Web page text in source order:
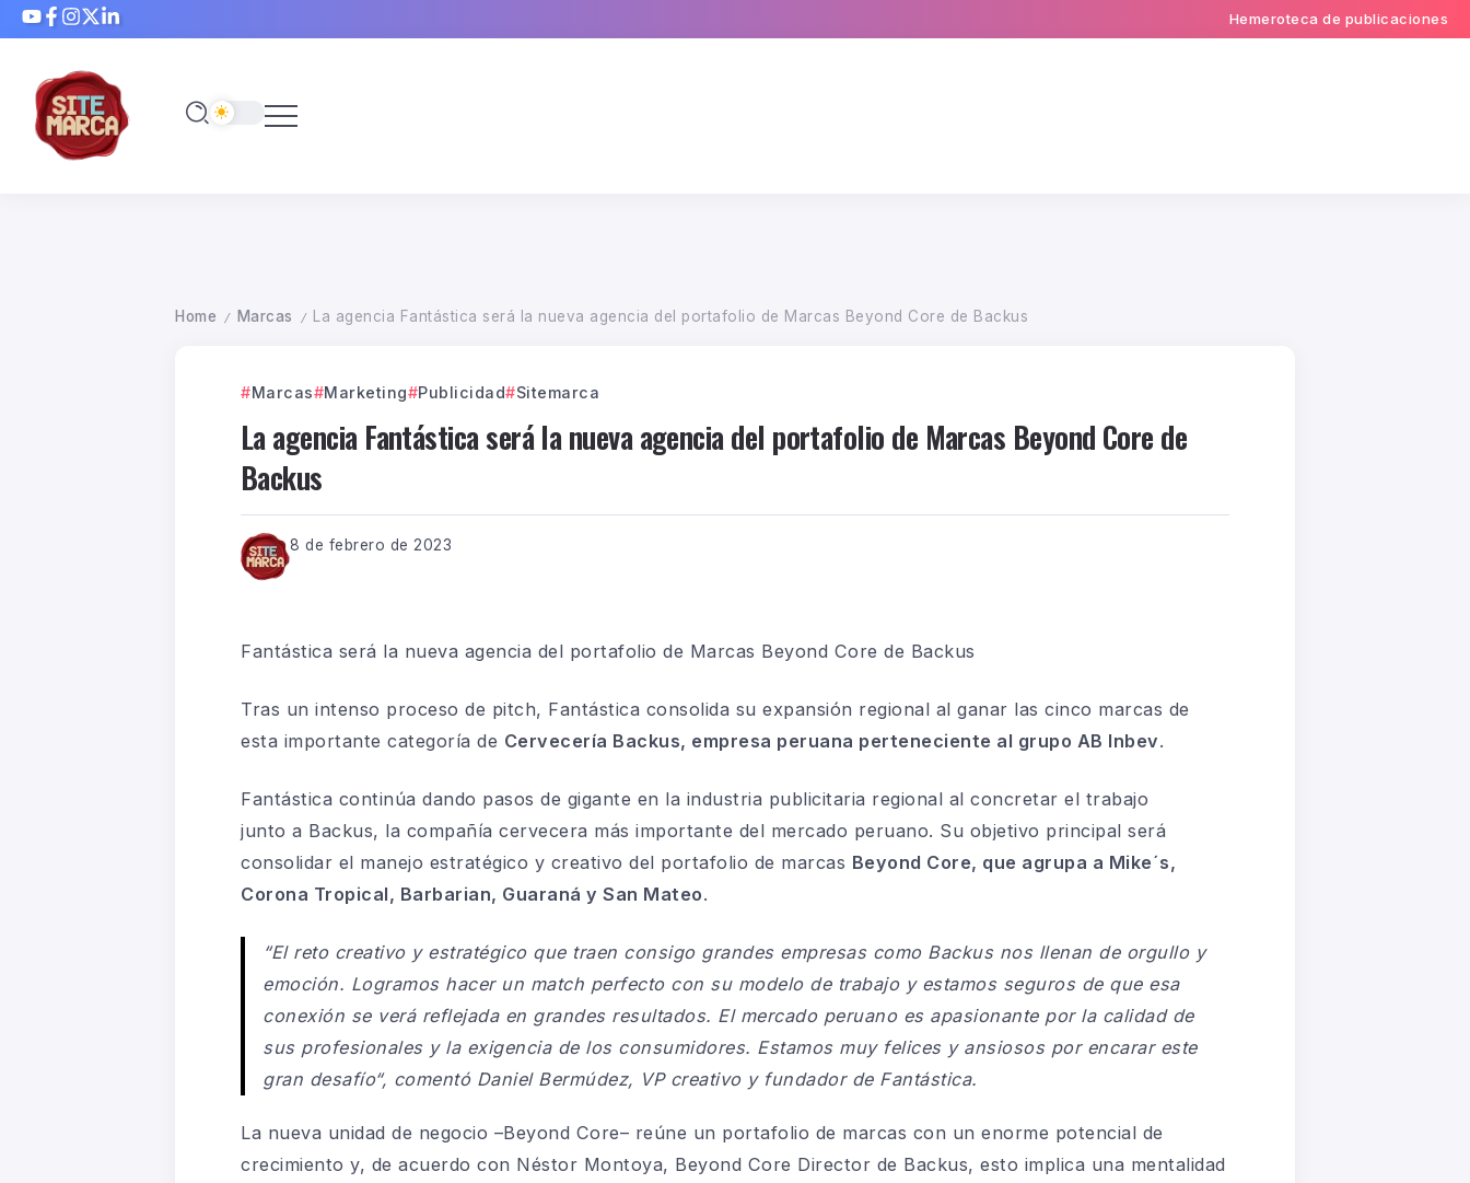
Hemeroteca de publicaciones
Home / Marcas / La agencia Fantástica será la nueva agencia del portafolio de Marcas Beyond Core de Backus
Marcas Marketing Publicidad Sitemarca
La agencia Fantástica será la nueva agencia del portafolio de Marcas Beyond Core de
Backus
8 de febrero de 2023
Fantástica será la nueva agencia del portafolio de Marcas Beyond Core de Backus
Tras un intenso proceso de pitch, Fantástica consolida su expansión regional al ganar las cinco marcas de
esta importante categoría de Cervecería Backus, empresa peruana perteneciente al grupo AB Inbev.
Fantástica continúa dando pasos de gigante en la industria publicitaria regional al concretar el trabajo
junto a Backus, la compañía cervecera más importante del mercado peruano. Su objetivo principal será
consolidar el manejo estratégico y creativo del portafolio de marcas Beyond Core, que agrupa a Mike´s,
Corona Tropical, Barbarian, Guaraná y San Mateo.
“El reto creativo y estratégico que traen consigo grandes empresas como Backus nos llenan de orgullo y
emoción. Logramos hacer un match perfecto con su modelo de trabajo y estamos seguros de que esa
conexión se verá reflejada en grandes resultados. El mercado peruano es apasionante por la calidad de
sus profesionales y la exigencia de los consumidores. Estamos muy felices y ansiosos por encarar este
gran desafío“, comentó Daniel Bermúdez, VP creativo y fundador de Fantástica.
La nueva unidad de negocio –Beyond Core– reúne un portafolio de marcas con un enorme potencial de
crecimiento y, de acuerdo con Néstor Montoya, Beyond Core Director de Backus, esto implica una mentalidad